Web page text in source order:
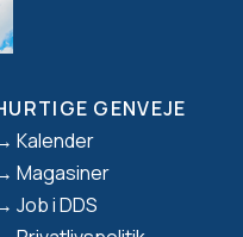
GENVEJE
Kalender
Magasiner
Job i DDS